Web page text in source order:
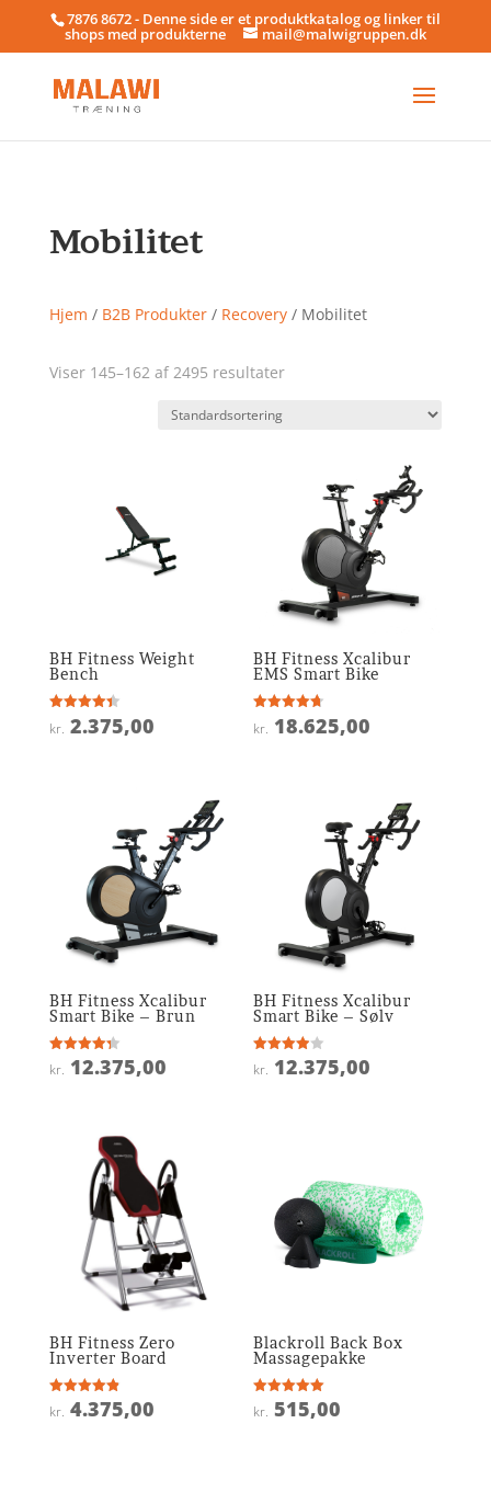
7876 8672 - Denne side er et produktkatalog og linker til
shops med produkterne mail@malwigruppen.dk
Mobilitet
Hjem / B2B Produkter/ Recovery/ Mobilitet
Viser 145–162 af 2495 resultater
BH Fitness Weight
Bench
Vurderet
4.4
kr. 2.375,00
BH Fitness Xcalibur
EMS Smart Bike
Vurderet
4.7
kr. 18.625,00
BH Fitness Xcalibur
Smart Bike – Brun
Vurderet
4.3
kr. 12.375,00
BH Fitness Xcalibur
Smart Bike – Sølv
Vurderet
3.9
kr. 12.375,00
BH Fitness Zero
Inverter Board
Vurderet
4.9
kr. 4.375,00
Blackroll Back Box
Massagepakke
Vurderet
5
kr. 515,00